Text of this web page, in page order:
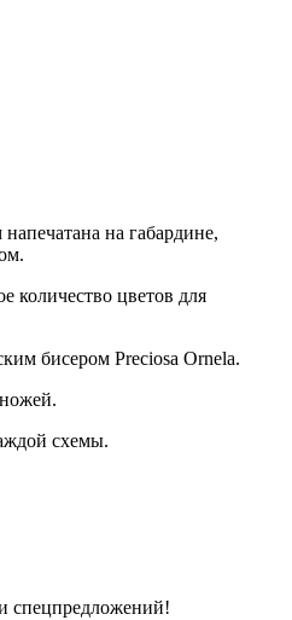
на габардине,
количество цветов для
бисером Preciosa Ornela.
схемы.
спецпредложений!